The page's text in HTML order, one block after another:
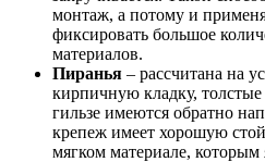
монтаж, а потому и
фиксировать большое
материалов.
Пиранья – рассчитана на
кирпичную кладку,
гильзе имеются обратно
крепеж имеет хорошую
мягком материале,